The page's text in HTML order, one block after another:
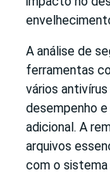
A análise de
ferramentas
vários
desempenho
adicional. A
arquivos
com o sistema